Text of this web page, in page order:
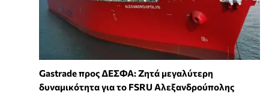
Gastrade προς ΔΕΣΦΑ: Ζητά μεγαλύτερη
δυναμικότητα για το FSRU Αλεξανδρούπολης